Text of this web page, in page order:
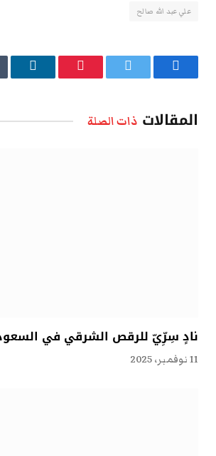
علي عبد الله صالح
فيسبوك تويتر بينتيريستلينكدإن
المقالات ذات الصلة
نادٍ سِرِّيّ للرقص الشرقي في
11 نوفمبر، 2025